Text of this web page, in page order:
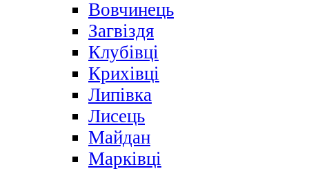
Вовчинець
Загвіздя
Клубівці
Крихівці
Липівка
Лисець
Майдан
Марківці